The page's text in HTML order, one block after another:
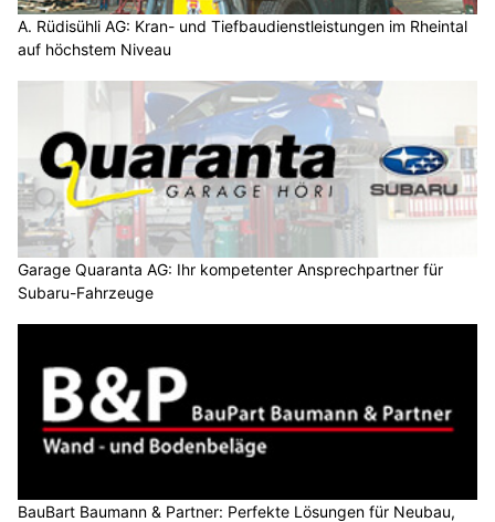
A. Rüdisühli AG: Kran- und Tiefbaudienstleistungen im Rheintal
auf höchstem Niveau
Garage Quaranta AG: Ihr kompetenter Ansprechpartner für
Subaru-Fahrzeuge
BauBart Baumann & Partner: Perfekte Lösungen für Neubau,